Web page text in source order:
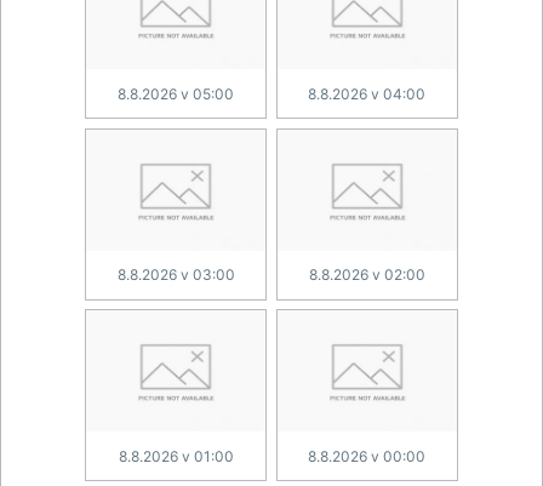
8.8.2026 v 05:00 8.8.2026 v 04:00
8.8.2026 v 03:00 8.8.2026 v 02:00
8.8.2026 v 01:00 8.8.2026 v 00:00